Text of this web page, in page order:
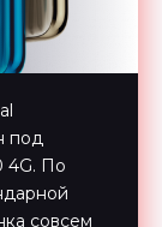
под
4G. По
совсем